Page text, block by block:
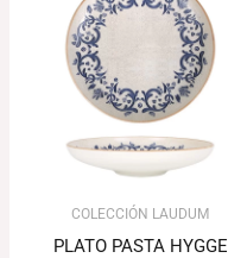
COLECCIÓN LAUDUM
PLATO PASTA HYGGE
original
132.29€.
actual
es:
128.32€.